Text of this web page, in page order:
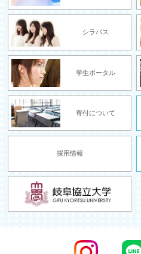
シラバス
学生ポータル
寄付について
採用情報